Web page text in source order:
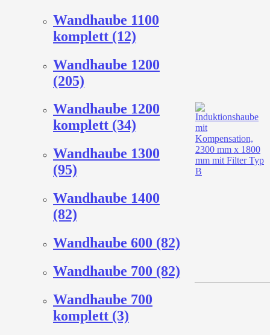
Wandhaube 1100
komplett (12)
Wandhaube 1200
(205)
Wandhaube 1200
komplett (34)
Wandhaube 1300
(95)
Wandhaube 1400
(82)
Wandhaube 600 (82)
Wandhaube 700 (82)
Wandhaube 700
komplett (3)